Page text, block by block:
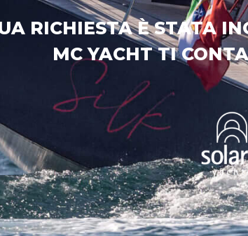
RICHIESTA È STATA
MC YACHT TI